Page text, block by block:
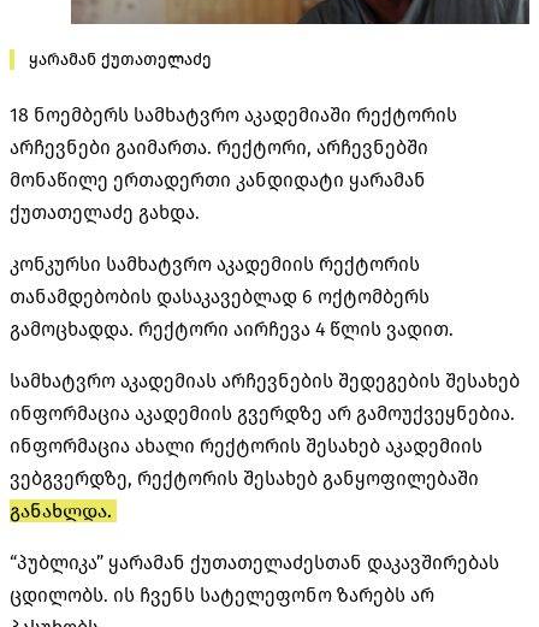
ყარამან ქუთათელაძე
18 ნოემბერს სამხატვრო აკადემიაში რექტორის
არჩევნები გაიმართა. რექტორი, არჩევნებში
მონაწილე ერთადერთი კანდიდატი ყარამან
ქუთათელაძე გახდა.
კონკურსი სამხატვრო აკადემიის რექტორის
თანამდებობის დასაკავებლად 6 ოქტომბერს
გამოცხადდა. რექტორი აირჩევა 4 წლის ვადით.
სამხატვრო აკადემიას არჩევნების შედეგების შესახებ
ინფორმაცია აკადემიის გვერდზე არ გამოუქვეყნებია.
ინფორმაცია ახალი რექტორის შესახებ აკადემიის
ვებგვერდზე, რექტორის შესახებ განყოფილებაში
განახლდა.
“პუბლიკა” ყარამან ქუთათელაძესთან დაკავშირებას
ცდილობს. ის ჩვენს სატელეფონო ზარებს არ